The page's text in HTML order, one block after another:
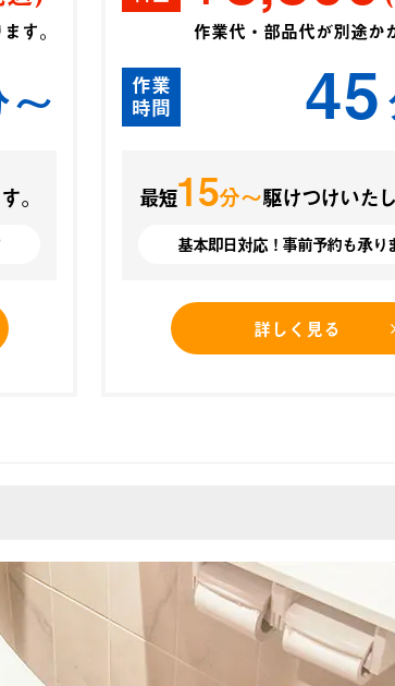
す。
〜
。
作業代・部品代が別途か
作業
時間 45
最短15分〜駆けつけいた
基本即日対応！事前予約も承り
詳しく見る